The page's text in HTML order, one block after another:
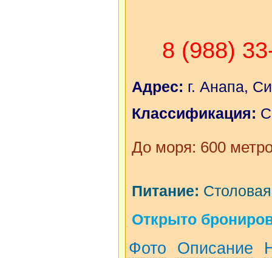
8 (988)
Адрес: г. Анапа,
Классификация:
До моря: 600
Питание:
Открыто
Фото Описание